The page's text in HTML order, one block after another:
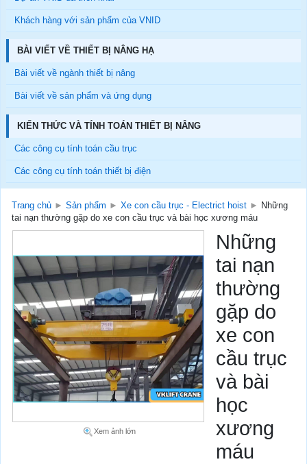
Khách hàng với sản phẩm của VNID
BÀI VIẾT VỀ THIẾT BỊ NÂNG HẠ
Bài viết về ngành thiết bị nâng
Bài viết về sản phẩm và ứng dụng
KIẾN THỨC VÀ TÍNH TOÁN THIẾT BỊ NÂNG
Các công cụ tính toán cầu trục
Các công cụ tính toán thiết bị điện
Trang chủ ► Sản phẩm ► Xe con cầu trục - Electrict hoist ► Những
tai nạn thường gặp do xe con cầu trục và bài học xương máu
Xem ảnh lớn
Những
tai nạn
thường
gặp do
xe con
cầu trục
và bài
học
xương
máu